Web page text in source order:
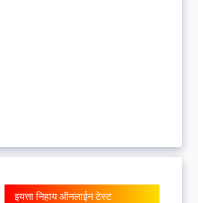
इयत्ता निहाय ऑनलाईन टेस्ट